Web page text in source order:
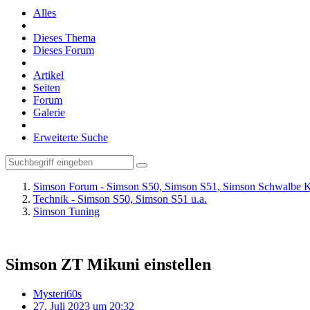
Alles
Dieses Thema
Dieses Forum
Artikel
Seiten
Forum
Galerie
Erweiterte Suche
Simson Forum - Simson S50, Simson S51, Simson Schwalbe
Technik - Simson S50, Simson S51 u.a.
Simson Tuning
Simson ZT Mikuni einstellen
Mysteri60s
27. Juli 2023 um 20:32